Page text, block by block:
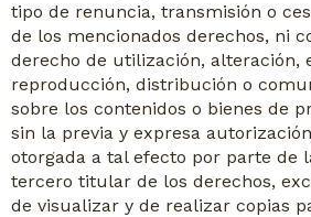
tipo de renuncia, transmisión o
de los mencionados derechos, ni
derecho de utilización, alteración,
reproducción, distribución o
sobre los contenidos o bienes de
sin la previa y expresa
otorgada a tal efecto por parte de
tercero titular de los derechos,
de visualizar y de realizar copias